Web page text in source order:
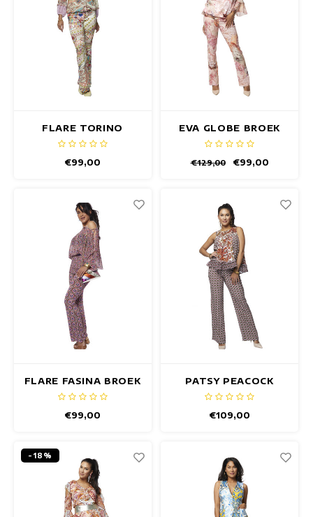
FLARE TORINO
BROEK
€99,00
EVA GLOBE BROEK
€129,00 €99,00
FLARE FASINA BROEK
€99,00
PATSY PEACOCK
BROEK
€109,00
-18%